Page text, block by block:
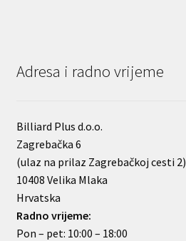
Adresa i radno vrijeme
Billiard Plus d.o.o.
Zagrebačka 6
(ulaz na prilaz Zagrebačkoj cesti 2)
10408 Velika Mlaka
Hrvatska
Radno vrijeme:
Pon – pet: 10:00 – 18:00